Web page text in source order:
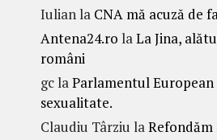
Iulianla CNA mă acuză de
Antena24.ro laLa Jina,
români
gclaParlamentul European
sexualitate.
Claudiu Târziu la